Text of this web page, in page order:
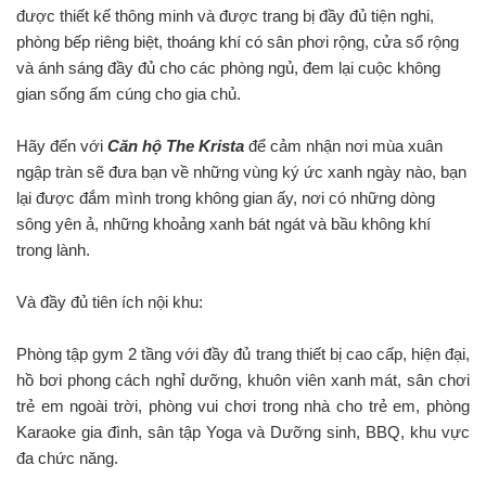
được thiết kế thông minh và được trang bị đầy đủ tiện nghi,
phòng bếp riêng biệt, thoáng khí có sân phơi rộng, cửa sổ rộng
và ánh sáng đầy đủ cho các phòng ngủ, đem lại cuộc không
gian sống ấm cúng cho gia chủ.
Hãy đến với Căn hộ The Krista để cảm nhận nơi mùa xuân
ngập tràn sẽ đưa bạn về những vùng ký ức xanh ngày nào, bạn
lại được đắm mình trong không gian ấy, nơi có những dòng
sông yên ả, những khoảng xanh bát ngát và bầu không khí
trong lành.
Và đầy đủ tiên ích nội khu:
Phòng tập gym 2 tầng với đầy đủ trang thiết bị cao cấp, hiện đại,
hồ bơi phong cách nghỉ dưỡng, khuôn viên xanh mát, sân chơi
trẻ em ngoài trời, phòng vui chơi trong nhà cho trẻ em, phòng
Karaoke gia đình, sân tập Yoga và Dưỡng sinh, BBQ, khu vực
đa chức năng.